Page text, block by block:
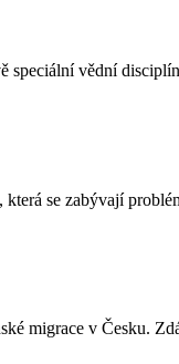
vědní
se zabývají
migrace v Česku.